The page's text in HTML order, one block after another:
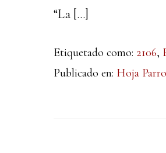
“La […]
Etiquetado como: 2106,
Publicado en: Hoja